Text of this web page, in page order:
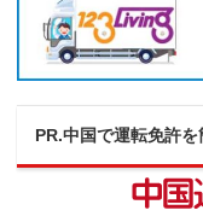
PR.中国で運転免許